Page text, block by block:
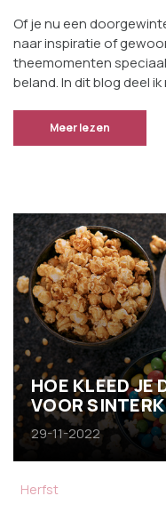
Of je nu een
naar inspiratie of
theemomenten
beland. In dit blog deel
Meer lezen
HOE KLEED JE
VOOR
29-11-2022
Herfst